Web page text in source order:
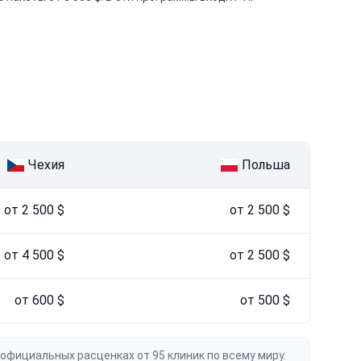
Чехия Польша
от 2 500 $ от 2 500 $
от 4 500 $ от 2 500 $
от 600 $ от 500 $
расценках от 95 клиник по всему миру.